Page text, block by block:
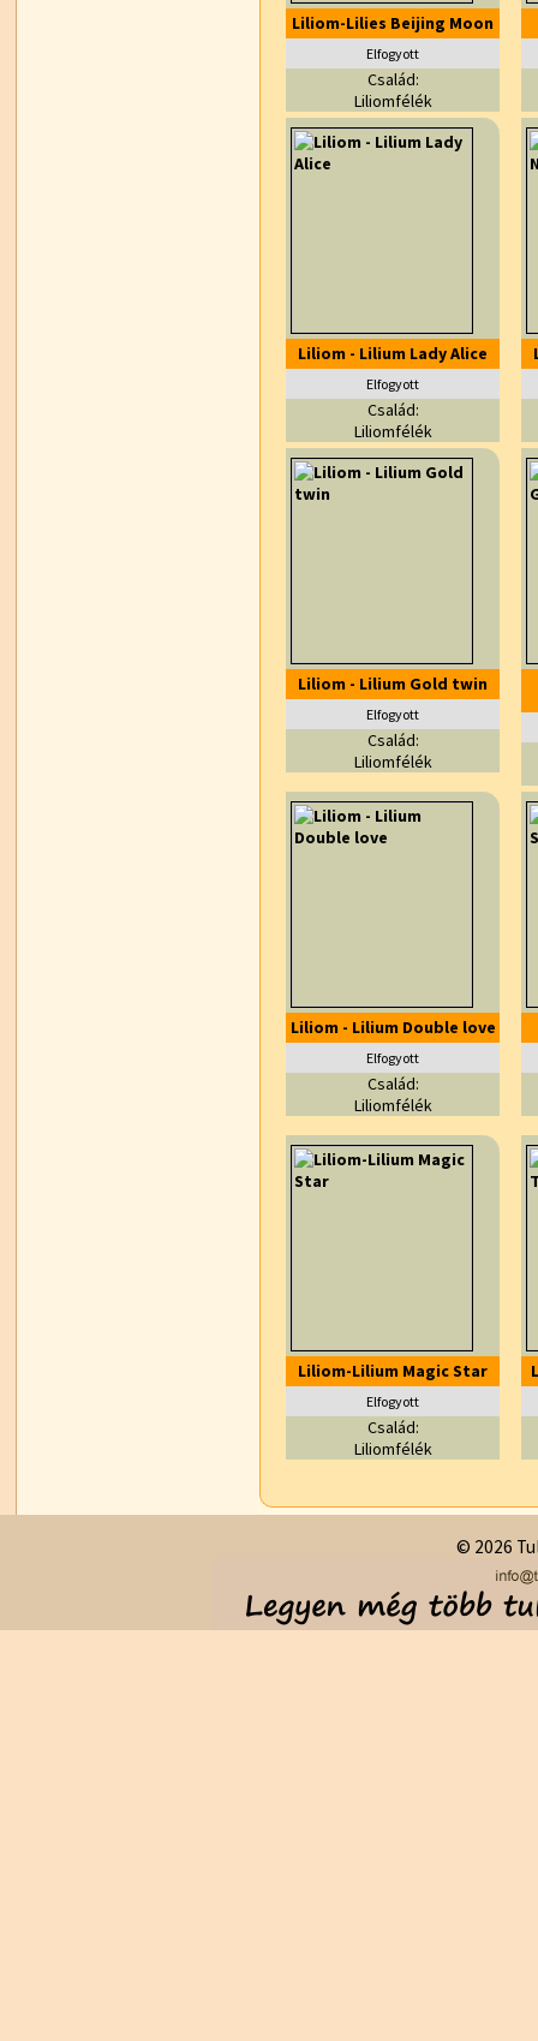
Liliom-Lilies Beijing Moon
Elfogyott
Család:
Liliomfélék
Liliom - Lilium Lady Alice
Elfogyott
Család:
Liliomfélék
Liliom - Lilium Gold twin
Elfogyott
Család:
Liliomfélék
Liliom - Lilium Double love
Elfogyott
Család:
Liliomfélék
Liliom-Lilium Magic Star
Elfogyott
Család:
Liliomfélék
© 2026